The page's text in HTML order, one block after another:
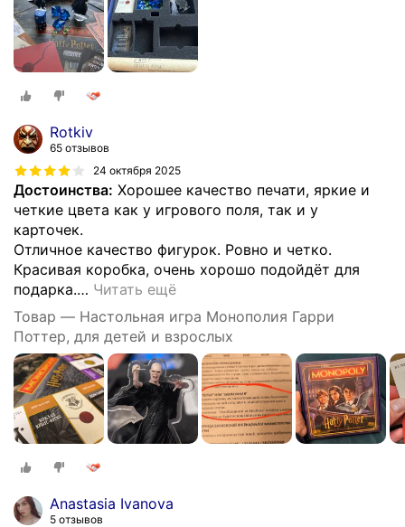
Rotkiv
65 отзывов
24 октября 2025
Достоинства: Хорошее качество печати, яркие и
четкие цвета как у игрового поля, так и у
карточек.
Отличное качество фигурок. Ровно и четко.
Красивая коробка, очень хорошо подойдёт для
подарка.… Читать ещё
Товар — Настольная игра Монополия Гарри
Поттер, для детей и взрослых
Anastasia Ivanova
5 отзывов